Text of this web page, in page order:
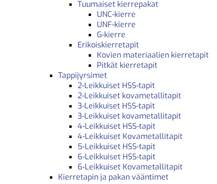
Tuumaiset kierrepakat
UNC-kierre
UNF-kierre
G-kierre
Erikoiskierretapit
Kovien materiaalien kierretapit
Pitkät kierretapit
Tappijyrsimet
2-Leikkuiset HSS-tapit
2-Leikkuiset kovametallitapit
3-Leikkuiset HSS-tapit
3-Leikkuiset kovametallitapit
4-Leikkuiset HSS-tapit
4-Leikkuiset Kovametallitapit
5-Leikkuiset HSS-tapit
6-Leikkuiset HSS-tapit
6-Leikkuiset Kovametallitapit
Kierretapin ja pakan vääntimet